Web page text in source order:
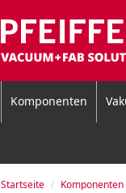
Komponenten
Startseite Komponenten